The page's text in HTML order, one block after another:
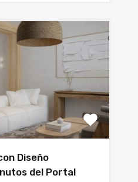
Diseño
del Portal